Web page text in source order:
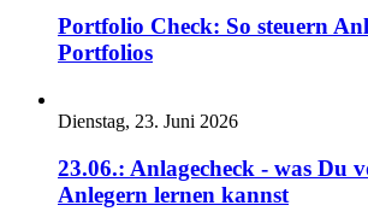
Portfolio Check: So steuern
Portfolios
Dienstag, 23. Juni 2026
23.06.: Anlagecheck - was Du
Anlegern lernen kannst